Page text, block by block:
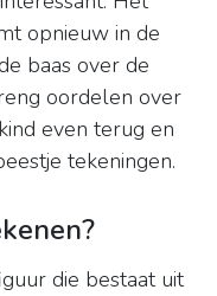
opnieuw in de
baas over de
oordelen over
even terug en
tekeningen.
die bestaat uit